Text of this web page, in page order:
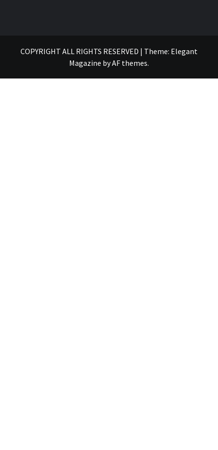
COPYRIGHT ALL RIGHTS RESERVED | Theme: Elegant
Magazine byAF themes.